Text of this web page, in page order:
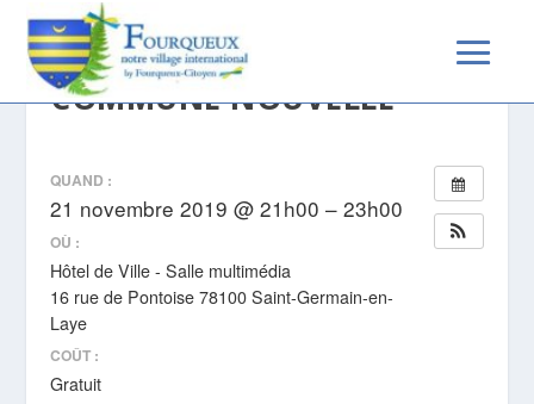
CONSEIL MUNICIPAL
COMMUNE NOUVELLE
QUAND :
21 novembre 2019 @ 21h00 – 23h00
OÙ :
Hôtel de Ville - Salle multimédia
16 rue de Pontoise 78100 Saint-Germain-en-
Laye
COÛT :
Gratuit